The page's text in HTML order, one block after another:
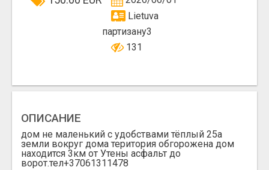
Lietuva
партизану3
131
ОПИСАНИЕ
дом не маленький с удобствами тёплый 25а
земли вокруг дома територия обгорожена дом
находится 3км от Утены асфальт до
ворот.тел+37061311478